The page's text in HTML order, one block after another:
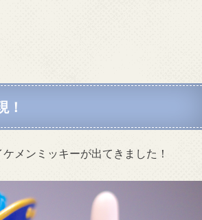
！
メンミッキーが出てきました！